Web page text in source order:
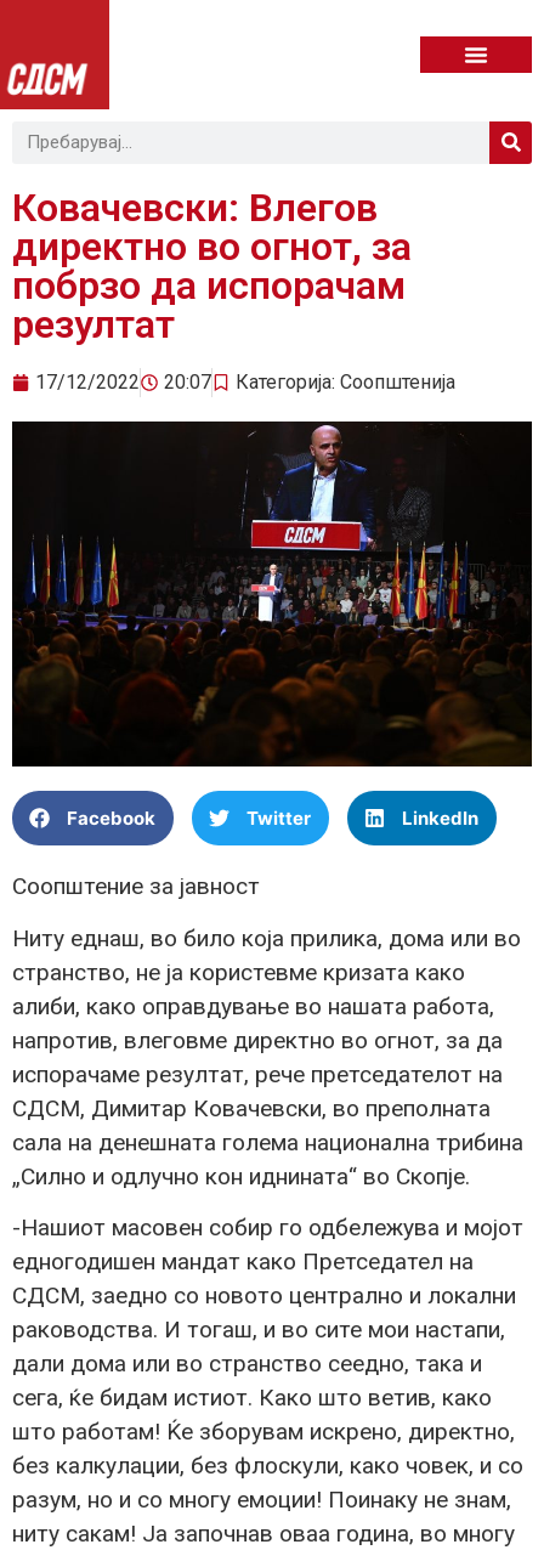
Ковачевски: Влегов
директно во огнот, за
побрзо да испорачам
резултат
17/12/2022 20:07 Категорија: Соопштенија
Facebook Twitter LinkedIn
Соопштение за јавност
Ниту еднаш, во било која прилика, дома или во
странство, не ја користевме кризата како
алиби, како оправдување во нашата работа,
напротив, влеговме директно во огнот, за да
испорачаме резултат, рече претседателот на
СДСМ, Димитар Ковачевски, во преполната
сала на денешната голема национална трибина
„Силно и одлучно кон иднината“ во Скопје.
-Нашиот масовен собир го одбележува и мојот
едногодишен мандат како Претседател на
СДСМ, заедно со новото централно и локални
раководства. И тогаш, и во сите мои настапи,
дали дома или во странство сеедно, така и
сега, ќе бидам истиот. Како што ветив, како
што работам! Ќе зборувам искрено, директно,
без калкулации, без флоскули, како човек, и со
разум, но и со многу емоции! Поинаку не знам,
ниту сакам! Ја започнав оваа година, во многу